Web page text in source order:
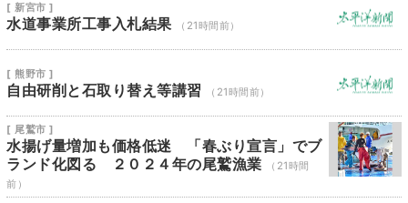
[ 新宮市 ]
水道事業所工事入札結果 （21時間前）
[ 熊野市 ]
自由研削と石取り替え等講習 （21時間前）
[ 尾鷲市 ]
水揚げ量増加も価格低迷 「春ぶり宣言」でブ
ランド化図る ２０２４年の尾鷲漁業
（21時間
前）